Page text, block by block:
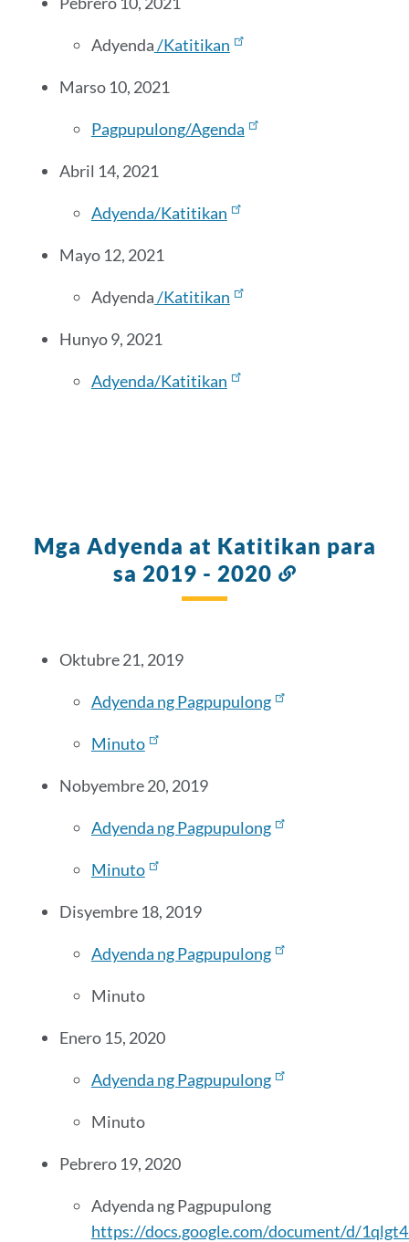
Adyenda/Katitikan
Marso10, 2021
Pagpupulong/Agenda
Abril 14, 2021
Adyenda/Katitikan
Mayo12, 2021
Adyenda/Katitikan
Hunyo 9, 2021
Adyenda/Katitikan
Mga Adyenda at Katitikan para
sa 2019 - 2020
Link
Oktubre 21, 2019
Adyenda ng Pagpupulong
Minuto
Nobyembre 20, 2019
Adyenda ng Pagpupulong
Minuto
Disyembre 18, 2019
Adyenda ng Pagpupulong
Minuto
Enero 15, 2020
Adyenda ng Pagpupulong
Minuto
Pebrero 19, 2020
Adyenda ng Pagpupulong
https://docs.google.com/document/d/